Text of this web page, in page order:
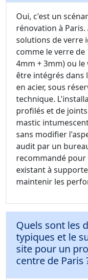
Oui, c'est un
rénovation à
solutions de verre
comme le verre
4mm + 3mm) ou
être intégrés dans
en acier, sous
technique.
profilés et de
mastic
sans modifier
audit par un
recommandé
existant à
maintenir les
Quels sont les
typiques et le
site pour un
centre de Paris